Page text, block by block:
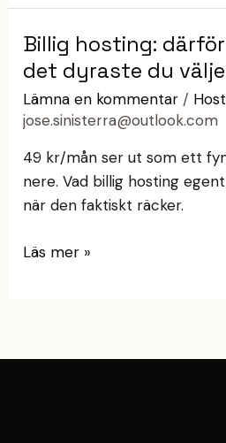
skyddar
dig
Billig hosting:
det dyraste du
Lämna en kommentar /
jose.sinisterra@outlook.com
49 kr/mån ser ut som ett
nere. Vad billig hosting
när den faktiskt räcker.
Billig
hosting:
därför
kan
bli
det
dyraste
väljer
Läs mer »